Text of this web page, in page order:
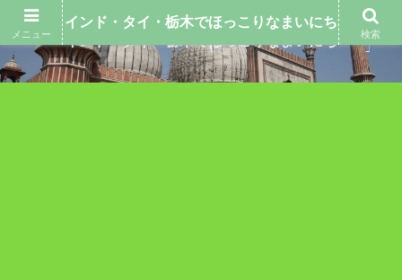
メニュー
インド・タイ・栃木でほっこりなまいにち
検索